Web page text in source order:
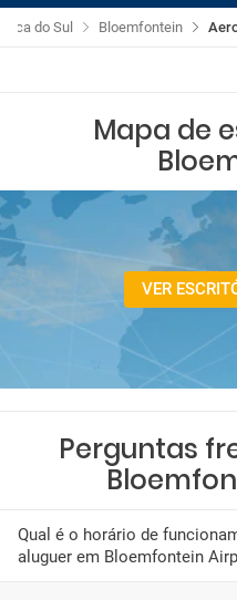
Bloemfontein
do Sul
Mapa de
VER
Perguntas
Qual é o horário de
aluguer em Bloemfontein